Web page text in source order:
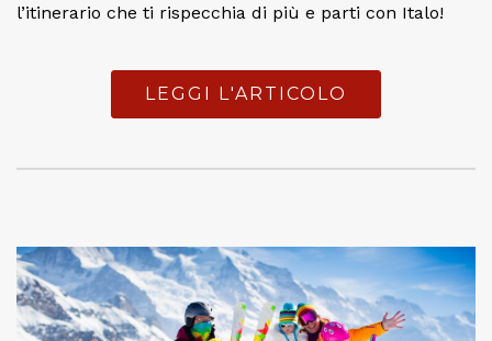
l’itinerario che ti rispecchia di più e parti con Italo!
LEGGI L'ARTICOLO